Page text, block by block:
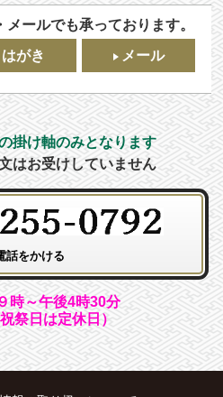
ールでも承っております。
はがき メール
掛け軸のみとなります
はお受けしていません
時～午後4時30分
祭日は定休日）